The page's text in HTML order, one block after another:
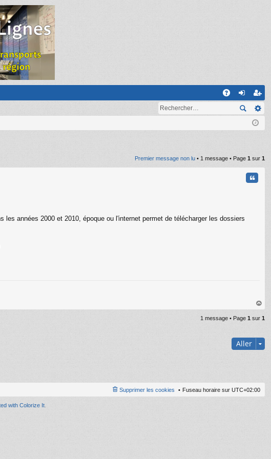
on ns
cri
Premier message non lu • 1 message • Page 1 sur 1
années 2000 et 2010, époque ou l'internet permet de télécharger les dossiers
au
t
1 message • Page 1 sur 1
Aller
Fuseau horaire sur UTC+02:00
Supprimer les cookies
with Colorize It